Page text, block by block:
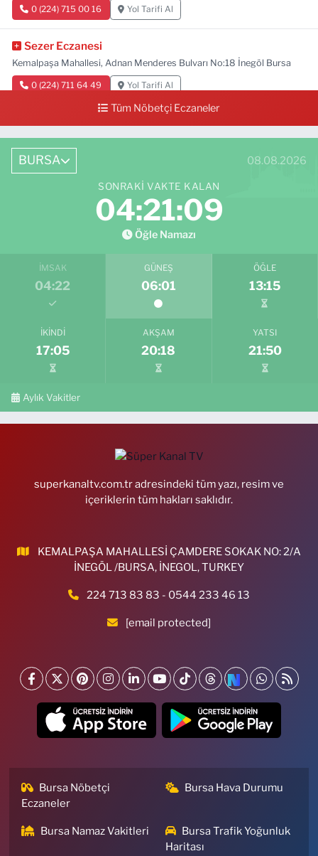
0 (224) 715 00 16 Yol Tarifi Al
Sezer Eczanesi
Kemalpaşa Mahallesi, Adnan Menderes Bulvarı No:18 İnegöl Bursa
0 (224) 711 64 49 Yol Tarifi Al
Tüm Nöbetçi Eczaneler
BURSA 08.08.2026
SONRAKI VAKTE KALAN
04:21:08
Öğle Namazı
İMSAK
04:22
GÜNEŞ
06:01
ÖĞLE
13:15
İKINDI
17:05
AKŞAM
20:18
YATSI
21:50
Aylık Vakitler
superkanaltv.com.tr adresindeki tüm yazı, resim ve
içeriklerin tüm hakları saklıdır.
KEMALPAŞA MAHALLESİ ÇAMDERE SOKAK NO: 2/A
İNEGÖL /BURSA, İNEGOL, TURKEY
224 713 83 83 - 0544 233 46 13
[email protected]
Bursa Nöbetçi
Eczaneler
Bursa Hava Durumu
Bursa Namaz Vakitleri
Bursa Trafik Yoğunluk
Haritası